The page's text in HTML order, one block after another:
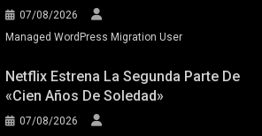
07/08/2026
Managed WordPress Migration User
Netflix Estrena La Segunda Parte De
«Cien Años De Soledad»
07/08/2026